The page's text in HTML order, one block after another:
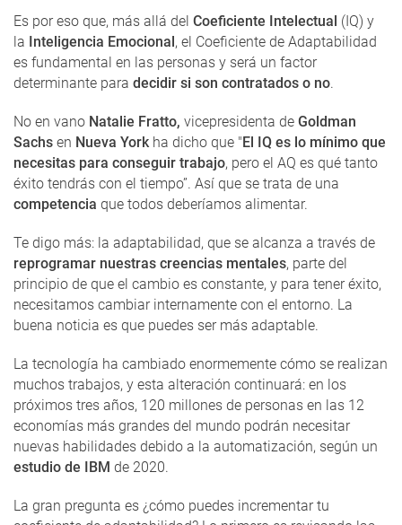
Es por eso que, más allá del Coeficiente Intelectual (IQ) y
la Inteligencia Emocional, el Coeficiente de Adaptabilidad
es fundamental en las personas y será un factor
determinante para decidir si son contratados o no.
No en vano Natalie Fratto, vicepresidenta de Goldman
Sachs en Nueva Yorkha dicho que "El IQ es lo mínimo que
necesitas para conseguir trabajo, pero el AQ es qué tanto
éxito tendrás con el tiempo”. Así que se trata de una
competencia que todos deberíamos alimentar.
Te digo más: la adaptabilidad, que se alcanza a través de
reprogramar nuestras creencias mentales, parte del
principio de que el cambio es constante, y para tener éxito,
necesitamos cambiar internamente con el entorno. La
buena noticia es que puedes ser más adaptable.
La tecnología ha cambiado enormemente cómo se realizan
muchos trabajos, y esta alteración continuará: en los
próximos tres años, 120 millones de personas en las 12
economías más grandes del mundo podrán necesitar
nuevas habilidades debido a la automatización, según un
estudio de IBM de 2020.
La gran pregunta es ¿cómo puedes incrementar tu